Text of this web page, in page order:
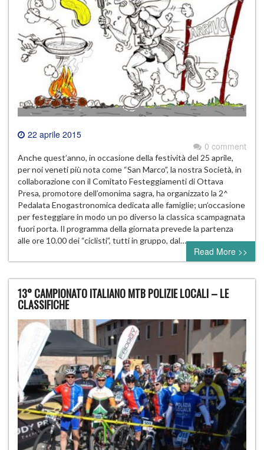
22 aprile 2015
0 comment
Anche quest’anno, in occasione della festività del 25 aprile,
per noi veneti più nota come “San Marco”, la nostra Società, in
collaborazione con il Comitato Festeggiamenti di Ottava
Presa, promotore dell’omonima sagra, ha organizzato la 2^
Pedalata Enogastronomica dedicata alle famiglie; un’occasione
per festeggiare in modo un po diverso la classica scampagnata
fuori porta. Il programma della giornata prevede la partenza
alle ore 10.00 dei “ciclisti”, tutti in gruppo, dal…
Read More >>
13° CAMPIONATO ITALIANO MTB POLIZIE LOCALI – LE
CLASSIFICHE